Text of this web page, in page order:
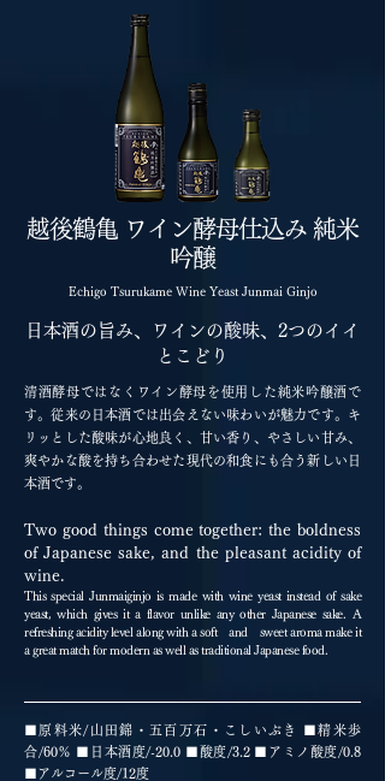
越後鶴亀 ワイン酵母仕込み 純米
吟醸
Echigo Tsurukame Wine Yeast Junmai Ginjo
日本酒の旨み、ワインの酸味、2つのイイ
とこどり
清酒酵母ではなくワイン酵母を使用した純米吟醸酒で
す。従来の日本酒では出会えない味わいが魅力です。キ
リッとした酸味が心地良く、甘い香り、やさしい甘み、
爽やかな酸を持ち合わせた現代の和食にも合う新しい日
本酒です。
Two good things come together: the boldness
of Japanese sake, and the pleasant acidity of
wine.
This special Junmaiginjo is made with wine yeast instead of sake
yeast, which gives it a flavor unlike any other Japanese sake. A
refreshing acidity level along with a soft and sweet aroma make it
a great match for modern as well as traditional Japanese food.
■原料米/山田錦・五百万石・こしいぶき ■精米歩
合/60％ ■日本酒度/-20.0 ■酸度/3.2 ■アミノ酸度/0.8
■アルコール度/12度